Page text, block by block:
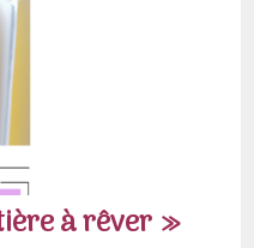
à rêver »